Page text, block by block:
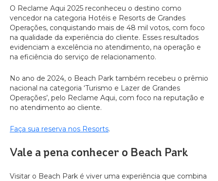
O Reclame Aqui 2025 reconheceu o destino como
vencedor na categoria Hotéis e Resorts de Grandes
Operações, conquistando mais de 48 mil votos, com foco
na qualidade da experiência do cliente. Esses resultados
evidenciam a excelência no atendimento, na operação e
na eficiência do serviço de relacionamento.
No ano de 2024, o Beach Park também recebeu o prêmio
nacional na categoria ‘Turismo e Lazer de Grandes
Operações’, pelo Reclame Aqui, com foco na reputação e
no atendimento ao cliente.
Faça sua reserva nos Resorts.
Vale a pena conhecer o Beach Park
Visitar o Beach Park é viver uma experiência que combina